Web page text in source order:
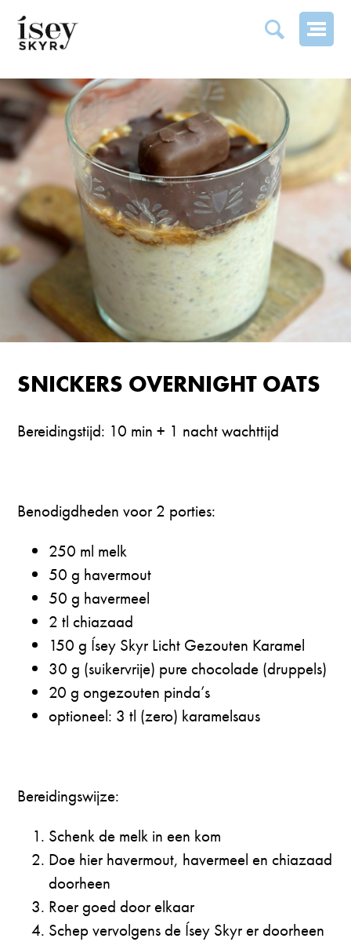
SNICKERS OVERNIGHT OATS
SNICKERS OVERNIGHT OATS
Bereidingstijd: 10 min + 1 nacht wachttijd
Benodigdheden voor 2 porties:
250 ml melk
⁠50 g havermout
⁠50 g havermeel
⁠2 tl chiazaad
⁠150 g Ísey Skyr Licht Gezouten Karamel
⁠30 g (suikervrije) pure chocolade (druppels)
⁠20 g ongezouten pinda’s
⁠optioneel: 3 tl (zero) karamelsaus
Bereidingswijze:
Schenk de melk in een kom
Doe hier havermout, havermeel en chiazaad
doorheen
Roer goed door elkaar
Schep vervolgens de Ísey Skyr er doorheen